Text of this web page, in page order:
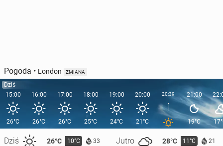
Pogoda • London ZMIANA
Dziś
15:00
26°C
Dziś 26°C 10°C 33 Jutro 28°C 11°C 21
16:00
26°C
17:00
26°C
18:00
25°C
19:00
24°C
20:00
21°C
20:39 21:00
19°C